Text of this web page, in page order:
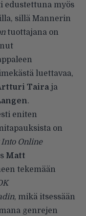
edustettuna myös
sillä Mannerin
tuottajana on
luettavaa,
Taira ja
.
eniten
on
Online
Matt
tekemään
, mikä itsessään
genrejen